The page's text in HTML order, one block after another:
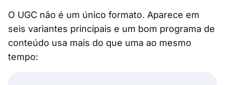
O UGC não é um único formato. Aparece em
seis variantes principais e um bom programa de
conteúdo usa mais do que uma ao mesmo
tempo: